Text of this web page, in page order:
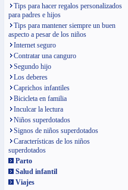
Tips para hacer regalos personalizados
para padres e hijos
Tips para mantener siempre un buen
aspecto a pesar de los niños
Internet seguro
Contratar una canguro
Segundo hijo
Los deberes
Caprichos infantiles
Bicicleta en familia
Inculcar la lectura
Niños superdotados
Signos de niños superdotados
Características de los niños
superdotados
Parto
Salud infantil
Viajes